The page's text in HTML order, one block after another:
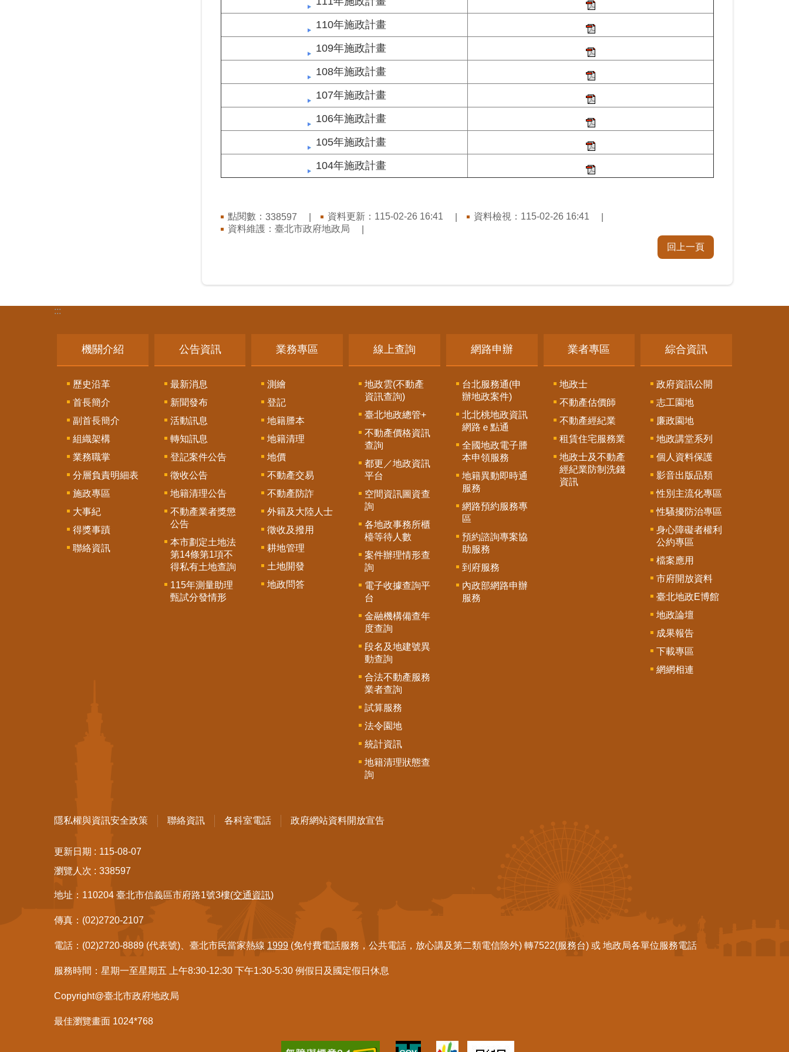
110年施政計畫
109年施政計畫
108年施政計畫
107年施政計畫
106年施政計畫
105年施政計畫
104年施政計畫
點閱數： 338597 資料更新：115-02-26 16:41
資料檢視：115-02-26 16:41
資料維護：臺北市政府地政局
回上一頁
:::
機關介紹
歷史沿革
首長簡介
副首長簡介
組織架構
業務職掌
分層負責明細表
施政專區
大事紀
得獎事蹟
聯絡資訊
公告資訊
最新消息
新聞發布
活動訊息
轉知訊息
登記案件公告
徵收公告
地籍清理公告
不動產業者獎懲
公告
本市劃定土地法
第14條第1項不
得私有土地查詢
115年測量助理
甄試分發情形
業務專區
測繪
登記
地籍謄本
地籍清理
地價
不動產交易
不動產防詐
外籍及大陸人士
徵收及撥用
耕地管理
土地開發
地政問答
線上查詢
地政雲(不動產
資訊查詢)
臺北地政總管+
不動產價格資訊
查詢
都更／地政資訊
平台
空間資訊圖資查
詢
各地政事務所櫃
檯等待人數
案件辦理情形查
詢
電子收據查詢平
台
金融機構備查年
度查詢
段名及地建號異
動查詢
合法不動產服務
業者查詢
試算服務
法令園地
統計資訊
地籍清理狀態查
詢
網路申辦
台北服務通(申
辦地政案件)
北北桃地政資訊
網路ｅ點通
全國地政電子謄
本申領服務
地籍異動即時通
服務
網路預約服務專
區
預約諮詢專案協
助服務
到府服務
內政部網路申辦
服務
業者專區
地政士
不動產估價師
不動產經紀業
租賃住宅服務業
地政士及不動產
經紀業防制洗錢
資訊
綜合資訊
政府資訊公開
志工園地
廉政園地
地政講堂系列
個人資料保護
影音出版品類
性別主流化專區
性騷擾防治專區
身心障礙者權利
公約專區
檔案應用
市府開放資料
臺北地政E博館
地政論壇
成果報告
下載專區
網網相連
隱私權與資訊安全政策 聯絡資訊 各科室電話 政府網站資料開放宣告
更新日期
115-08-07
瀏覽人次
338597
地址：110204 臺北市信義區市府路1號3樓(交通資訊)
傳真：(02)2720-2107
電話：(02)2720-8889 (代表號)、臺北市民當家熱線 1999 (免付費電話服務，公共電話，放心講及第二類電信除外) 轉7522(服務台) 或 地政局各單位服務電話
服務時間：星期一至星期五 上午8:30-12:30 下午1:30-5:30 例假日及國定假日休息
Copyright@臺北市政府地政局
最佳瀏覽畫面 1024*768